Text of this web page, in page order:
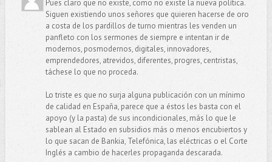
Pues claro que no existe, como no existe la nueva política.
Siguen existiendo unos señores que quieren hacerse de oro
a costa de los pardillos de turno mientras les venden un
panfleto con los sermones de siempre e intentan ir de
modernos, posmodernos, digitales, innovadores,
emprendedores, atrevidos, diferentes, progres, centristas,
táchese lo que no proceda.
Lo triste es que no surja alguna publicación con un mínimo
de calidad en España, parece que a éstos les basta con el
apoyo (y la pasta) de sus incondicionales, más lo que le
sablean al Estado en subsidios más o menos encubiertos y
lo que sacan de Bankia, Telefónica, las eléctricas o el Corte
Inglés a cambio de hacerles propaganda descarada.